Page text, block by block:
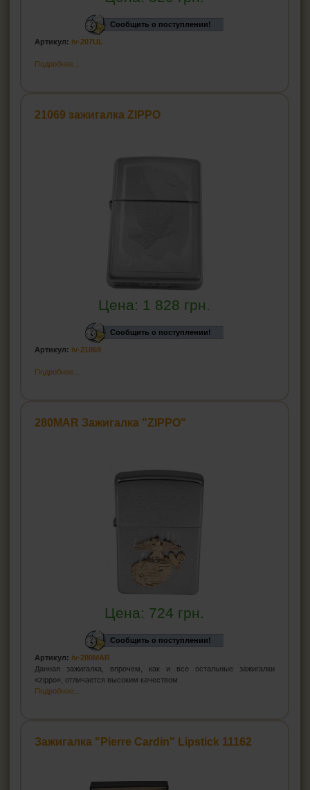
Сообщить о поступлении!
Артикул: iv-207UL
Подробнее...
21069 зажигалка ZIPPO
Цена: 1 828 грн.
Сообщить о поступлении!
Артикул: iv-21069
Подробнее...
280MAR Зажигалка "ZIPPO"
Цена: 724 грн.
Сообщить о поступлении!
Артикул: iv-280MAR
Данная зажигалка, впрочем, как и все остальные зажигалки
«zippo», отличается высоким качеством.
Подробнее...
Зажигалка "Pierre Cardin" Lipstick 11162